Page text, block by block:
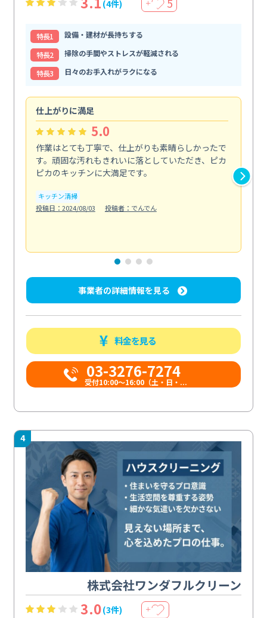
(4件) ＋ 5
特⻑1
設備・建材が長持ちする
特⻑2
掃除の手間やストレスが軽減される
特⻑3
日々のお手入れがラクになる
仕上がりに満足
5.0
作業はとても丁寧で、仕上がりも素晴らしかったで
す。頑固な汚れもきれいに落としていただき、ピカ
ピカのキッチンに大満足です。
キッチン清掃
投稿日：2024/08/03
投稿者：でんでん
事業者の詳細情報を見る
料金を見る
03-3276-7274
受付10:00〜16:00（土・日・...
4
株式会社ワンダフルクリーン
3.0(3件) ＋